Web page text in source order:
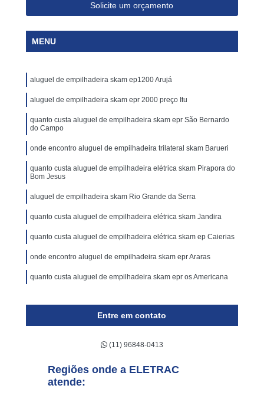
Solicite um orçamento
MENU
aluguel de empilhadeira skam ep1200 Arujá
aluguel de empilhadeira skam epr 2000 preço Itu
quanto custa aluguel de empilhadeira skam epr São Bernardo
do Campo
onde encontro aluguel de empilhadeira trilateral skam Barueri
quanto custa aluguel de empilhadeira elétrica skam Pirapora do
Bom Jesus
aluguel de empilhadeira skam Rio Grande da Serra
quanto custa aluguel de empilhadeira elétrica skam Jandira
quanto custa aluguel de empilhadeira elétrica skam ep Caierias
onde encontro aluguel de empilhadeira skam epr Araras
quanto custa aluguel de empilhadeira skam epr os Americana
Entre em contato
(11) 96848-0413
Regiões onde a ELETRAC
atende: